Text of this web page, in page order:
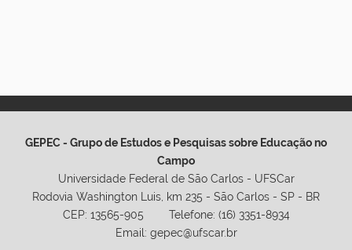
GEPEC - Grupo de Estudos e Pesquisas sobre Educação no
Campo
Universidade Federal de São Carlos - UFSCar
Rodovia Washington Luis, km 235 - São Carlos - SP - BR
CEP: 13565-905 Telefone: (16) 3351-8934
Email: gepec@ufscar.br